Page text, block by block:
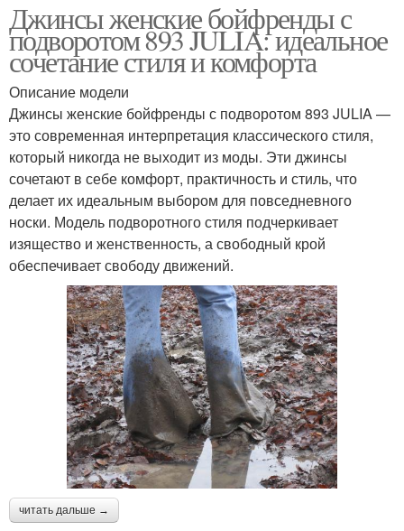
Джинсы женские бойфренды с
подворотом 893 JULIA: идеальное
сочетание стиля и комфорта
Описание модели
Джинсы женские бойфренды с подворотом 893 JULIA —
это современная интерпретация классического стиля,
который никогда не выходит из моды. Эти джинсы
сочетают в себе комфорт, практичность и стиль, что
делает их идеальным выбором для повседневного
носки. Модель подворотного стиля подчеркивает
изящество и женственность, а свободный крой
обеспечивает свободу движений.
читать дальше →